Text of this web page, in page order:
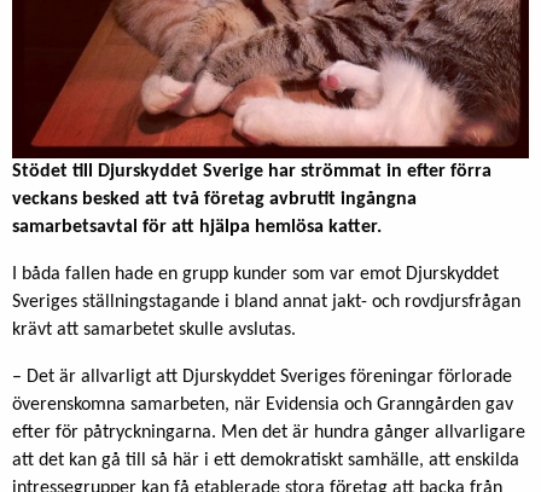
Stödet till Djurskyddet Sverige har strömmat in efter förra
veckans besked att två företag avbrutit ingångna
samarbetsavtal för att hjälpa hemlösa katter.
I båda fallen hade en grupp kunder som var emot Djurskyddet
Sveriges ställningstagande i bland annat jakt- och rovdjursfrågan
krävt att samarbetet skulle avslutas.
– Det är allvarligt att Djurskyddet Sveriges föreningar förlorade
överenskomna samarbeten, när Evidensia och Granngården gav
efter för påtryckningarna. Men det är hundra gånger allvarligare
att det kan gå till så här i ett demokratiskt samhälle, att enskilda